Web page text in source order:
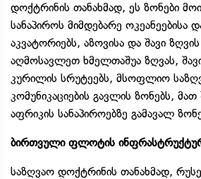
დოქტრინის თანახმად, ეს ზონები
სანაპიროს მიმდებარე ოკეანეებისა
აკვატორიებს, აზოვისა და შავი
აღმოსავლეთ ხმელთაშუა ზღვას,
კურილის სრუტეებს, მსოფლიო
კომუნიკაციების გავლის ზონებს,
აფრიკის სანაპიროებზე გამავალ
ბირთვული ფლოტის
საზღვაო დოქტრინის თანახმად,